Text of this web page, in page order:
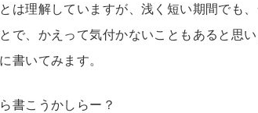
は理解していますが、浅く短い期間でも
で、かえって気付かないこともあると思
書いてみます。
書こうかしらー？